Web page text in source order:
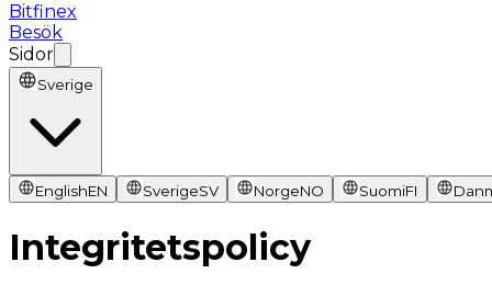
Bitfinex
Besök
Sidor
Sverige
EnglishEN SverigeSV NorgeNO SuomiFI
Integritetspolicy